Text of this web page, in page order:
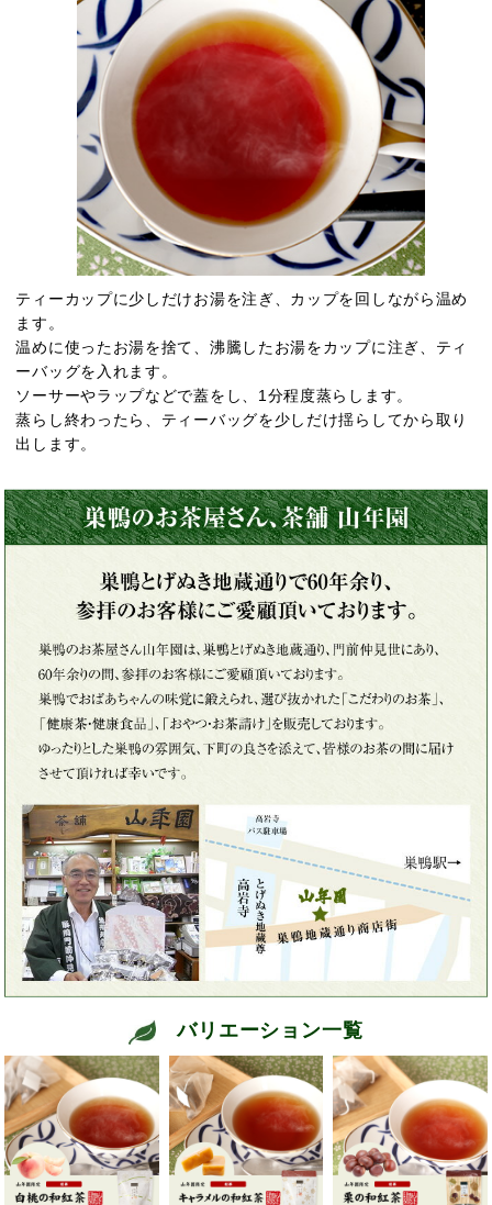
ティーカップに少しだけお湯を注ぎ、カップを回しながら温め
ます。
温めに使ったお湯を捨て、沸騰したお湯をカップに注ぎ、ティ
ーバッグを入れます。
ソーサーやラップなどで蓋をし、1分程度蒸らします。
蒸らし終わったら、ティーバッグを少しだけ揺らしてから取り
出します。
バリエーション一覧